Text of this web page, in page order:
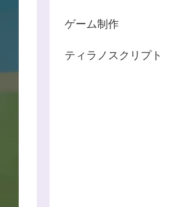
ゲーム制作
ティラノスクリプト